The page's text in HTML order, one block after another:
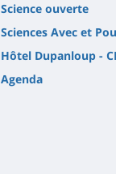
Science ouverte
Sciences Avec et
Hôtel Dupanloup -
Agenda